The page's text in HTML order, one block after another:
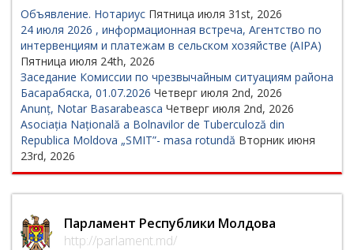
Объявление. Нотариус Пятница июля 31st, 2026
24 июля 2026 , информационная встреча, Агентство по
интервенциям и платежам в сельском хозяйстве (AIPA)
Пятница июля 24th, 2026
Заседание Комиссии по чрезвычайным ситуациям района
Басарабяска, 01.07.2026 Четверг июля 2nd, 2026
Anunț, Notar Basarabeasca Четверг июля 2nd, 2026
Asociația Națională a Bolnavilor de Tuberculoză din
Republica Moldova „SMIT”- masa rotundă Вторник июня
23rd, 2026
Парламент Республики Молдова
http://parlament.md/